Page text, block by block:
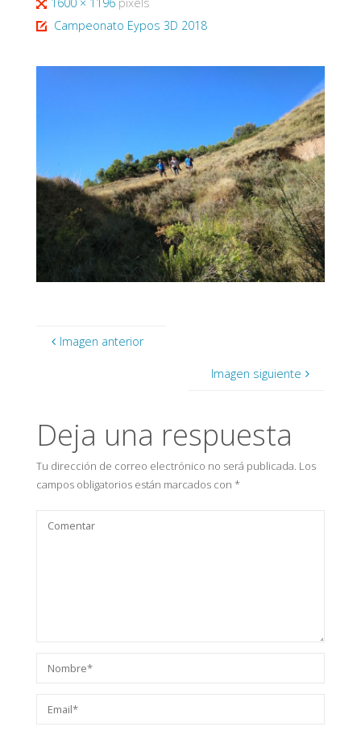
completo
Campeonato Eypos 3D 2018
Imagen anterior
Imagen siguiente
Deja una respuesta
Tu dirección de correo electrónico no será publicada. Los
campos obligatorios están marcados con *